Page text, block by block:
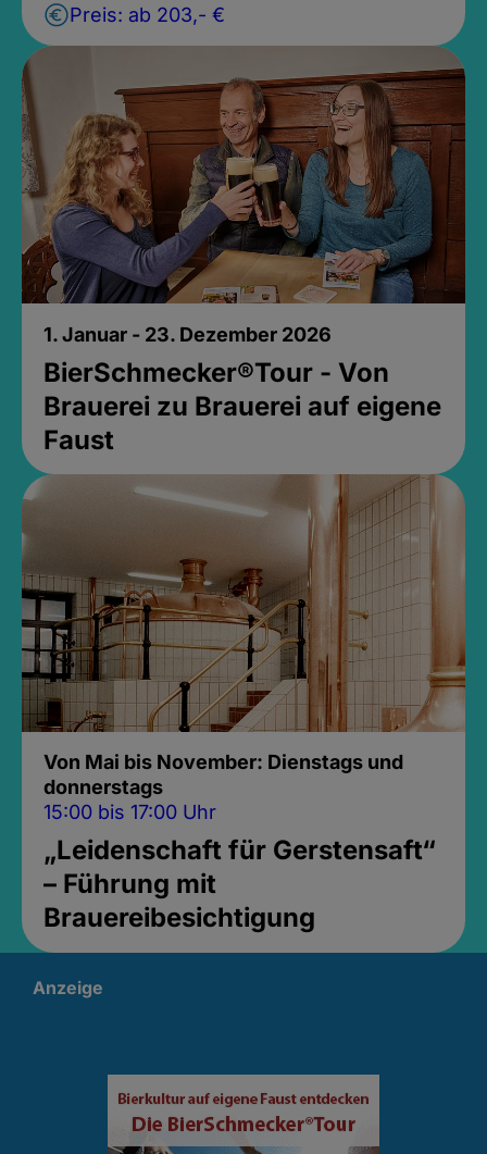
Preis: ab 203,- €
1. Januar - 23. Dezember 2026
BierSchmecker®Tour - Von
Brauerei zu Brauerei auf eigene
Faust
Von Mai bis November: Dienstags und
donnerstags
15:00 bis 17:00 Uhr
„Leidenschaft für Gerstensaft“
– Führung mit
Brauereibesichtigung